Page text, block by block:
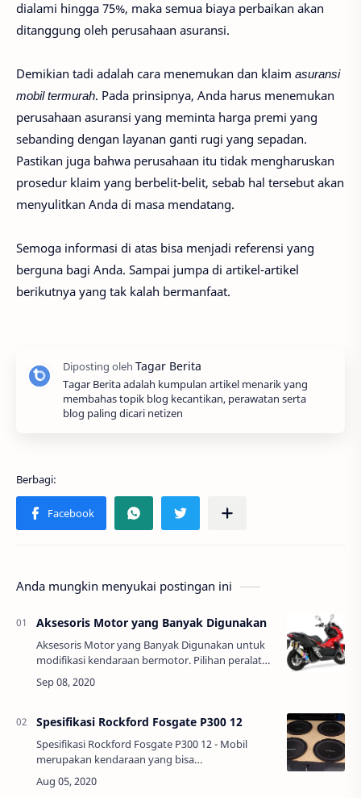
dialami hingga 75%, maka semua biaya perbaikan akan
ditanggung oleh perusahaan asuransi.
Demikian tadi adalah cara menemukan dan klaim asuransi
mobil termurah. Pada prinsipnya, Anda harus menemukan
perusahaan asuransi yang meminta harga premi yang
sebanding dengan layanan ganti rugi yang sepadan.
Pastikan juga bahwa perusahaan itu tidak mengharuskan
prosedur klaim yang berbelit-belit, sebab hal tersebut akan
menyulitkan Anda di masa mendatang.
Semoga informasi di atas bisa menjadi referensi yang
berguna bagi Anda. Sampai jumpa di artikel-artikel
berikutnya yang tak kalah bermanfaat.
Tagar Berita adalah kumpulan artikel menarik yang
membahas topik blog kecantikan, perawatan serta
blog paling dicari netizen
Anda mungkin menyukai postingan ini
Aksesoris Motor yang Banyak Digunakan
Aksesoris Motor yang Banyak Digunakan untuk
modifikasi kendaraan bermotor. Pilihan peralatan
tambahan yang banyak para pemilik sepeda
motor agar tampilannya semakin menarik dan
Spesifikasi Rockford Fosgate P300 12
Spesifikasi Rockford Fosgate P300 12 - Mobil
merupakan kendaraan yang bisa
menggambarkan kesuksesan yang Anda miliki.
Tentunya tidak hanya memiliki mobil untuk